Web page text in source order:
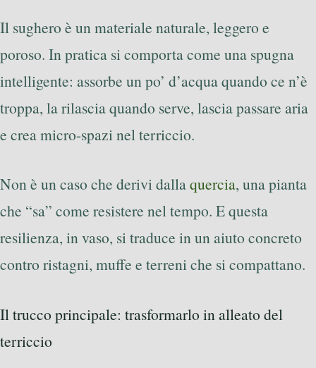
Il sughero è un materiale naturale, leggero e
poroso. In pratica si comporta come una spugna
intelligente: assorbe un po’ d’acqua quando ce n’è
troppa, la rilascia quando serve, lascia passare aria
e crea micro-spazi nel terriccio.
Non è un caso che derivi dallaquercia, una pianta
che “sa” come resistere nel tempo. E questa
resilienza, in vaso, si traduce in un aiuto concreto
contro ristagni, muffe e terreni che si compattano.
Il trucco principale: trasformarlo in alleato del
terriccio